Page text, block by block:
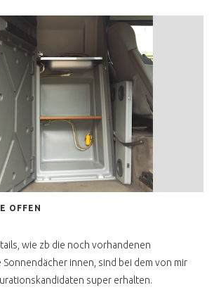
T3
2E ODER
RUCKELT
HINTEN
OFFEN
wie zb die noch vorhandenen
innen, sind bei dem von mir
super erhalten.